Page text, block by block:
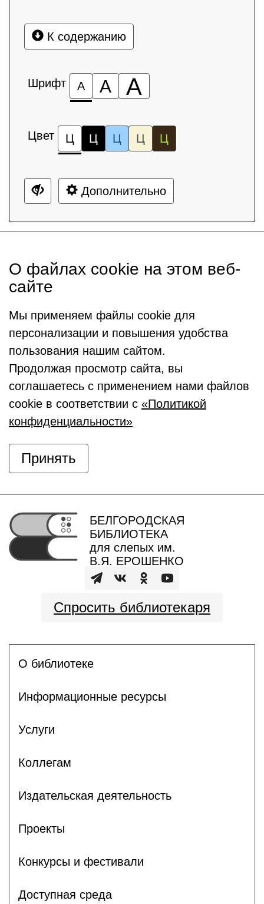
К содержанию
Шрифт А А А
Цвет Ц Ц Ц Ц Ц
Дополнительно
О файлах cookie на этом веб-
сайте
Мы применяем файлы cookie для
персонализации и повышения удобства
пользования нашим сайтом.
Продолжая просмотр сайта, вы
соглашаетесь с применением нами файлов
cookie в соответствии с «Политикой
конфиденциальности»
Принять
БЕЛГОРОДСКАЯ
БИБЛИОТЕКА
для слепых им.
В.Я. ЕРОШЕНКО
Спросить библиотекаря
О библиотеке
Информационные ресурсы
Услуги
Коллегам
Издательская деятельность
Проекты
Конкурсы и фестивали
Доступная среда